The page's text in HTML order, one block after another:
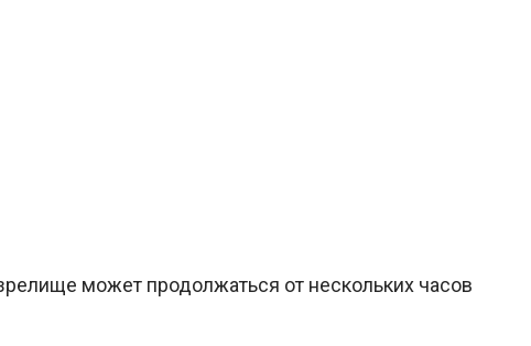
может продолжаться от нескольких часов